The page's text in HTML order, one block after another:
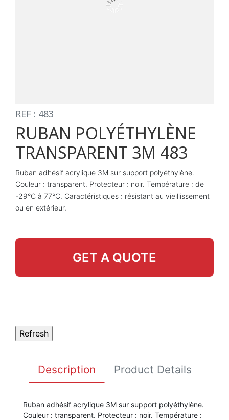
REF : 483
RUBAN POLYÉTHYLÈNE
TRANSPARENT 3M 483
Ruban adhésif acrylique 3M sur support polyéthylène.
Couleur : transparent. Protecteur : noir. Température : de
-29°C à 77°C. Caractéristiques : résistant au vieillissement
ou en extérieur.
GET A QUOTE
Description Product Details
Ruban adhésif acrylique 3M sur support polyéthylène.
Couleur : transparent. Protecteur : noir. Température :